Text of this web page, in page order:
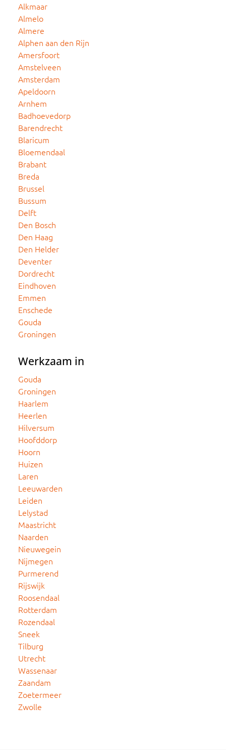
Alkmaar
Almelo
Almere
Alphen aan den Rijn
Amersfoort
Amstelveen
Amsterdam
Apeldoorn
Arnhem
Badhoevedorp
Barendrecht
Blaricum
Bloemendaal
Brabant
Breda
Brussel
Bussum
Delft
Den Bosch
Den Haag
Den Helder
Deventer
Dordrecht
Eindhoven
Emmen
Enschede
Gouda
Groningen
Werkzaam in
Gouda
Groningen
Haarlem
Heerlen
Hilversum
Hoofddorp
Hoorn
Huizen
Laren
Leeuwarden
Leiden
Lelystad
Maastricht
Naarden
Nieuwegein
Nijmegen
Purmerend
Rijswijk
Roosendaal
Rotterdam
Rozendaal
Sneek
Tilburg
Utrecht
Wassenaar
Zaandam
Zoetermeer
Zwolle